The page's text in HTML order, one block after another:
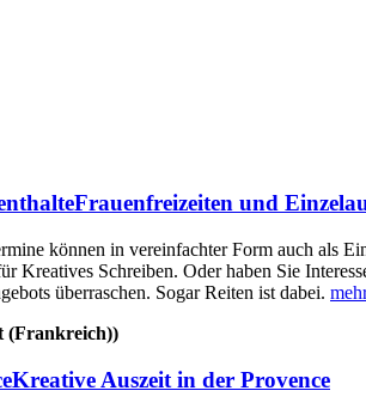
Frauenfreizeiten und
können in vereinfachter Form auch als
Kreatives Schreiben. Oder haben Sie
überraschen. Sogar Reiten ist dabei.
(Frankreich))
Kreative Auszeit in der Provence